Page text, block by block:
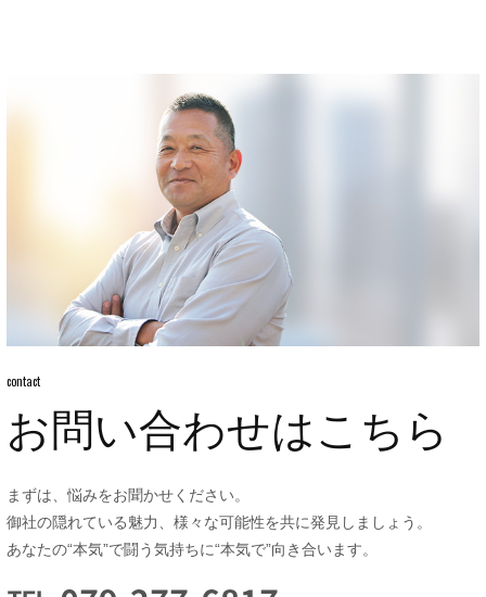
contact
お問い合わせはこちら
まずは、悩みをお聞かせください。
御社の隠れている魅力、様々な可能性を共に発見しましょう。
あなたの“本気”で闘う気持ちに“本気で”向き合います。